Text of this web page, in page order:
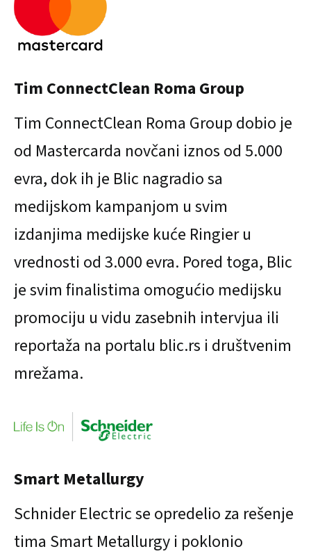
Tim ConnectClean Roma Group
Tim ConnectClean Roma Group dobio je
od Mastercarda novčani iznos od 5.000
evra, dok ih je Blic nagradio sa
medijskom kampanjom u svim
izdanjima medijske kuće Ringier u
vrednosti od 3.000 evra. Pored toga, Blic
je svim finalistima omogućio medijsku
promociju u vidu zasebnih intervjua ili
reportaža na portalu blic.rs i društvenim
mrežama.
Smart Metallurgy
Schnider Electric se opredelio za rešenje
tima Smart Metallurgy i poklonio